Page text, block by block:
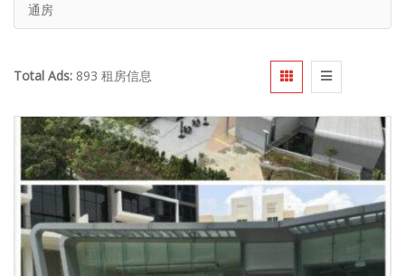
通房
Total Ads: 893 租房信息